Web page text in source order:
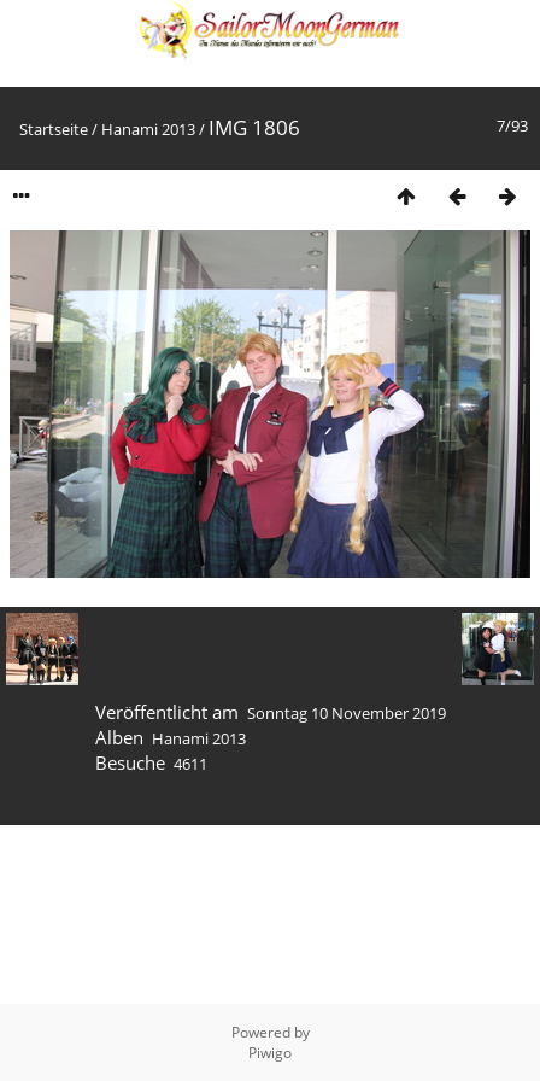
7/93
Startseite/ Hanami 2013/ IMG 1806
Veröffentlicht am Sonntag 10 November 2019
Alben Hanami 2013
Besuche 4611
Powered by
Piwigo